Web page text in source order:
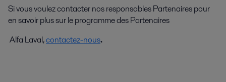
Si vous voulez contacter nos responsables Partenaires pour
en savoir plus sur le programme des Partenaires
Alfa Laval,contactez-nous.